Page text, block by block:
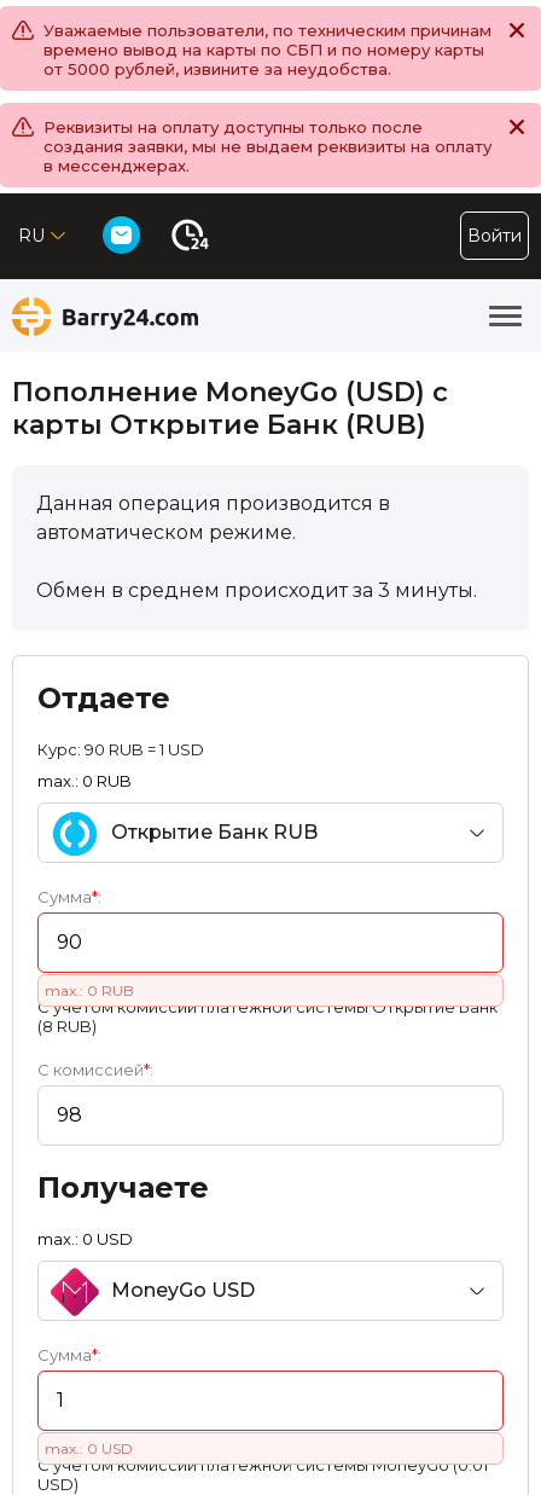
Уважаемые пользователи, по техническим причинам
времено вывод на карты по СБП и по номеру карты
от 5000 рублей, извините за неудобства.
Реквизиты на оплату доступны только после
создания заявки, мы не выдаем реквизиты на оплату
в мессенджерах.
RU Войти
Пополнение MoneyGo (USD) с
карты Открытие Банк (RUB)
Данная операция производится в
автоматическом режиме.
Обмен в среднем происходит за 3 минуты.
Отдаете
Курс: 90 RUB = 1 USD
max.: 0 RUB
Открытие Банк RUB
Сумма*:
max.: 0 RUB
С учетом комиссии платежной системы Открытие Банк
(8 RUB)
С комиссией*:
Получаете
max.: 0 USD
MoneyGo USD
Сумма*:
max.: 0 USD
С учетом комиссии платежной системы MoneyGo (0.01
USD)